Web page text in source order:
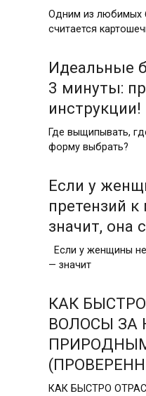
Одним из любимых
считается
Идеальные
3 минуты:
инструкции!
Где выщипывать,
форму выбрать?
Если у
претензий
значит, она
Если у женщины
— значит
КАК
ВОЛОСЫ ЗА
КАК БЫСТРО